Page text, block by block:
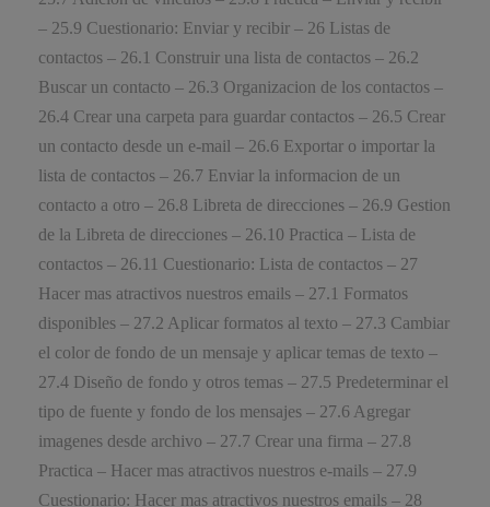
– 25.9 Cuestionario: Enviar y recibir – 26 Listas de
contactos – 26.1 Construir una lista de contactos – 26.2
Buscar un contacto – 26.3 Organizacion de los contactos –
26.4 Crear una carpeta para guardar contactos – 26.5 Crear
un contacto desde un e-mail – 26.6 Exportar o importar la
lista de contactos – 26.7 Enviar la informacion de un
contacto a otro – 26.8 Libreta de direcciones – 26.9 Gestion
de la Libreta de direcciones – 26.10 Practica – Lista de
contactos – 26.11 Cuestionario: Lista de contactos – 27
Hacer mas atractivos nuestros emails – 27.1 Formatos
disponibles – 27.2 Aplicar formatos al texto – 27.3 Cambiar
el color de fondo de un mensaje y aplicar temas de texto –
27.4 Diseño de fondo y otros temas – 27.5 Predeterminar el
tipo de fuente y fondo de los mensajes – 27.6 Agregar
imagenes desde archivo – 27.7 Crear una firma – 27.8
Practica – Hacer mas atractivos nuestros e-mails – 27.9
Cuestionario: Hacer mas atractivos nuestros emails – 28